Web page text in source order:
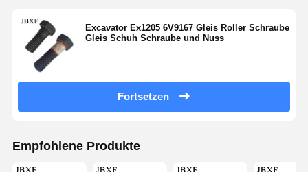
Excavator Ex1205 6V9167 Gleis Roller Schraube
Gleis Schuh Schraube und Nuss
Fortsetzen
Empfohlene Produkte